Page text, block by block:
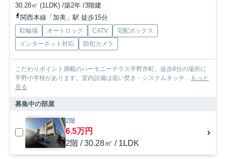
30.28㎡ (1LDK) /築2年 /3階建
関西本線「加美」駅 徒歩15分
駐輪場 オートロック CATV
宅配ボックス
インターネット対応
防犯カメラ
こだわりポイント満載のハーモニーテラス平野市町。徒歩8分の場所に
平野小学校があります。室内設備は追い焚き・システムキッチ... もっと
見る
募集中の部屋
2階
6.5万円
2階 / 30.28㎡ / 1LDK